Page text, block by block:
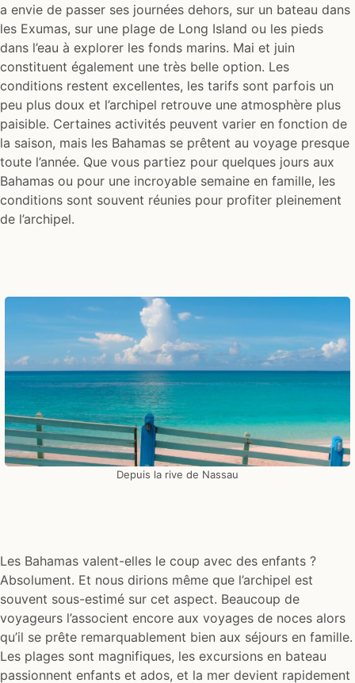
a envie de passer ses journées dehors, sur un bateau dans
les Exumas, sur une plage de Long Island ou les pieds
dans l’eau à explorer les fonds marins. Mai et juin
constituent également une très belle option. Les
conditions restent excellentes, les tarifs sont parfois un
peu plus doux et l’archipel retrouve une atmosphère plus
paisible. Certaines activités peuvent varier en fonction de
la saison, mais les Bahamas se prêtent au voyage presque
toute l’année. Que vous partiez pour quelques jours aux
Bahamas ou pour une incroyable semaine en famille, les
conditions sont souvent réunies pour profiter pleinement
de l’archipel.
Depuis la rive de Nassau
Les Bahamas valent-elles le coup avec des enfants ?
Absolument. Et nous dirions même que l’archipel est
souvent sous-estimé sur cet aspect. Beaucoup de
voyageurs l’associent encore aux voyages de noces alors
qu’il se prête remarquablement bien aux séjours en famille.
Les plages sont magnifiques, les excursions en bateau
passionnent enfants et ados, et la mer devient rapidement